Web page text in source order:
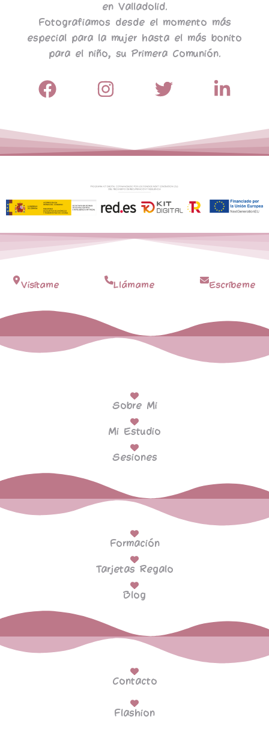
en Valladolid.
Fotografiamos desde el momento más
especial para la mujer hasta el más bonito
para el niño, su Primera Comunión.
Visítame Llámame Escríbeme
Sobre Mi
Mi Estudio
Sesiones
Formación
Tarjetas Regalo
Blog
Contacto
Flashion